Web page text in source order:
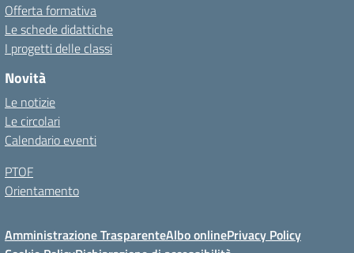
Offerta formativa
Le schede didattiche
I progetti delle classi
Novità
Le notizie
Le circolari
Calendario eventi
PTOF
Orientamento
Amministrazione TrasparenteAlbo onlinePrivacy Policy